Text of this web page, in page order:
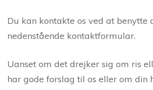
Du kan kontakte os ved at benytte
nedenstående kontaktformular.
Uanset om det drejker sig om ris
har gode forslag til os eller om din